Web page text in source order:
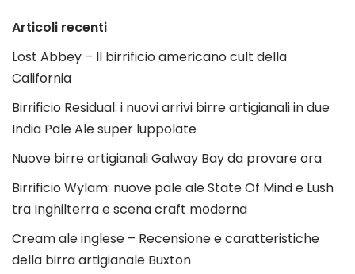
Articoli recenti
Lost Abbey – Il birrificio americano cult della
California
Birrificio Residual: i nuovi arrivi birre artigianali in due
India Pale Ale super luppolate
Nuove birre artigianali Galway Bay da provare ora
Birrificio Wylam: nuove pale ale State Of Mind e Lush
tra Inghilterra e scena craft moderna
Cream ale inglese – Recensione e caratteristiche
della birra artigianale Buxton